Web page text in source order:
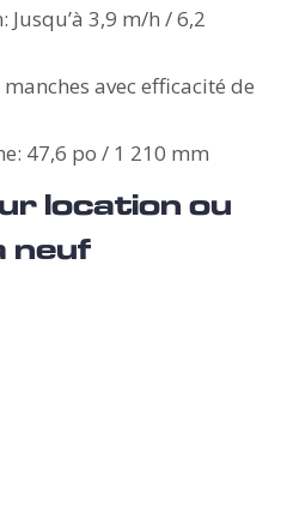
3,9 m/h / 6,2
avec efficacité de
47,6 po / 1 210 mm
location ou
neuf